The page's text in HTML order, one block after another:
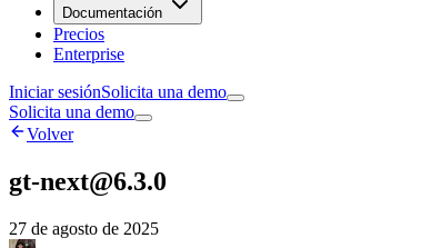
Documentación
Precios
Enterprise
Iniciar sesiónSolicita una demo
Solicita una demo
Volver
gt-next@6.3.0
27 de agosto de 2025